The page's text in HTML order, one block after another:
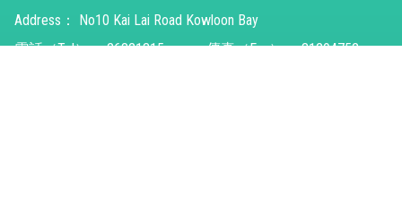
Address：
No10 Kai Lai Road Kowloon Bay
電話（Tel）： 26821315 傳真（Fax）： 31294752